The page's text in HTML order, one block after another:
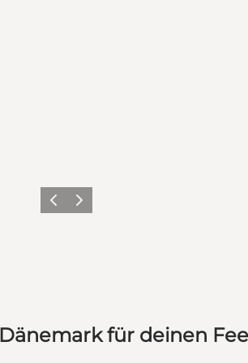
ZurückWeiter
für deinen